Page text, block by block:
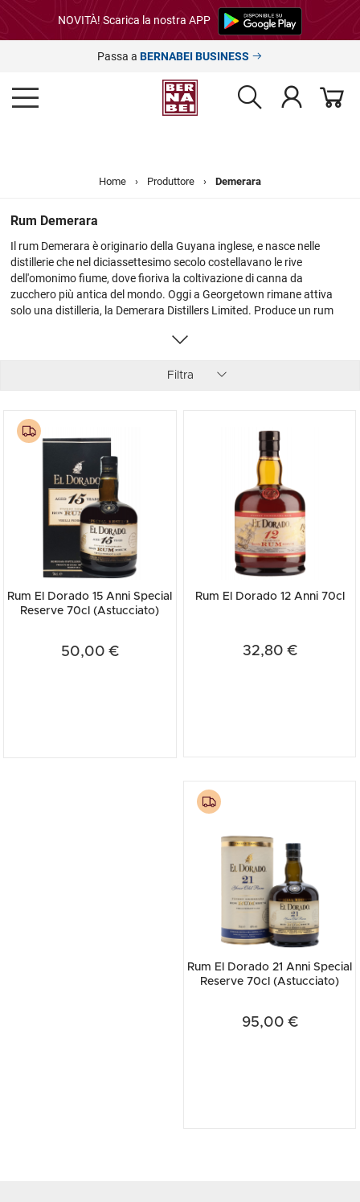
NOVITÀ! Scarica la nostra APP
Passa a BERNABEI BUSINESS
Home › Produttore › Demerara
Rum Demerara
Il rum Demerara è originario della Guyana inglese, e nasce nelle
distillerie che nel diciassettesimo secolo costellavano le rive
dell'omonimo fiume, dove fioriva la coltivazione di canna da
zucchero più antica del mondo. Oggi a Georgetown rimane attiva
solo una distilleria, la Demerara Distillers Limited. Produce un rum
Filtra
Rum El Dorado 15 Anni Special
Reserve 70cl (Astucciato)
50,00 €
Rum El Dorado 12 Anni 70cl
32,80 €
Rum El Dorado 21 Anni Special
Reserve 70cl (Astucciato)
95,00 €